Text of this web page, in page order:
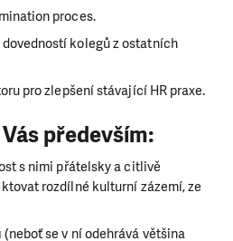
proces.
dovedností kolegů z ostatních
pro zlepšení stávající HR praxe.
především:
s nimi přátelsky a citlivě
rozdílné kulturní zázemí, ze
(neboť se v ní odehrává většina